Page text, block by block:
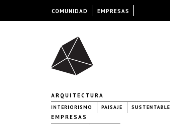
ARQUITECTURA
INTERIORISMO PAISAJE SUSTENTABLE
EMPRESAS
COMUNIDAD EMPRESAS